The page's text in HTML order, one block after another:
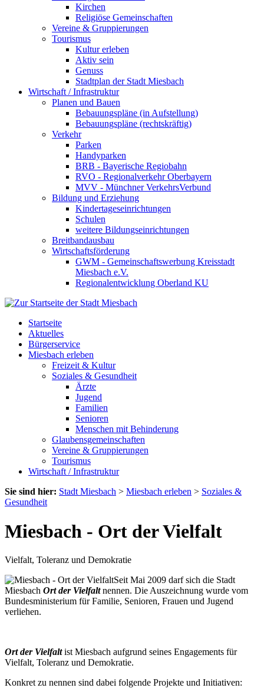
Kirchen
Religiöse Gemeinschaften
Vereine & Gruppierungen
Tourismus
Kultur erleben
Aktiv sein
Genuss
Stadtplan der Stadt Miesbach
Wirtschaft / Infrastruktur
Planen und Bauen
Bebauungspläne (in Aufstellung)
Bebauungspläne (rechtskräftig)
Verkehr
Parken
Handyparken
BRB - Bayerische Regiobahn
RVO - Regionalverkehr Oberbayern
MVV - Münchner VerkehrsVerbund
Bildung und Erziehung
Kindertageseinrichtungen
Schulen
weitere Bildungseinrichtungen
Breitbandausbau
Wirtschaftsförderung
GWM - Gemeinschaftswerbung Kreisstadt
Miesbach e.V.
Regionalentwicklung Oberland KU
Startseite
Aktuelles
Bürgerservice
Miesbach erleben
Freizeit & Kultur
Soziales & Gesundheit
Ärzte
Jugend
Familien
Senioren
Menschen mit Behinderung
Glaubensgemeinschaften
Vereine & Gruppierungen
Tourismus
Wirtschaft / Infrastruktur
Sie sind hier: Stadt Miesbach > Miesbach erleben > Soziales &
Gesundheit
Miesbach - Ort der Vielfalt
Vielfalt, Toleranz und Demokratie
Seit Mai 2009 darf sich die Stadt
Miesbach Ort der Vielfaltnennen. Die Auszeichnung wurde vom
Bundesministerium für Familie, Senioren, Frauen und Jugend
verliehen.
Ort der Vielfaltist Miesbach aufgrund seines Engagements für
Vielfalt, Toleranz und Demokratie.
Konkret zu nennen sind dabei folgende Projekte und Initiativen: